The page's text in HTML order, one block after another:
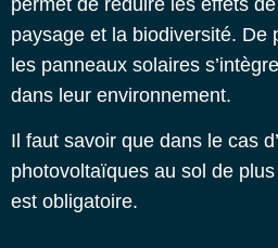
paysage et la biodiversité. De
les panneaux solaires
dans leur environnement.
Il faut savoir que dans le cas
photovoltaïques au sol de
est obligatoire.